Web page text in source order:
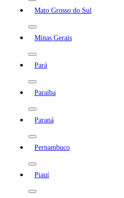
Mato Grosso do Sul
Minas Gerais
Pará
Paraíba
Paraná
Pernambuco
Piauí